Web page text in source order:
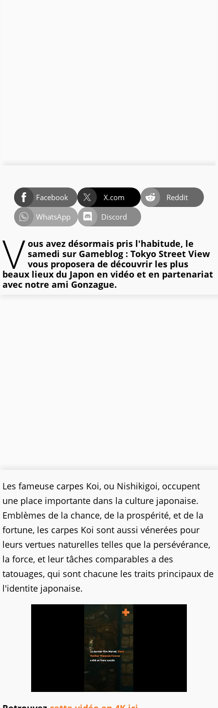
Facebook X.com
Reddit
WhatsApp
Discord
V ous avez désormais pris l'habitude, le
samedi sur Gameblog : Tokyo Street View
vous proposera de découvrir les plus
beaux lieux du Japon en vidéo et en partenariat
avec notre ami Gonzague.
Les fameuse carpes Koi, ou Nishikigoi, occupent
une place importante dans la culture japonaise.
Emblèmes de la chance, de la prospérité, et de la
fortune, les carpes Koi sont aussi vénerées pour
leurs vertues naturelles telles que la persévérance,
la force, et leur tâches comparables a des
tatouages, qui sont chacune les traits principaux de
l'identite japonaise.